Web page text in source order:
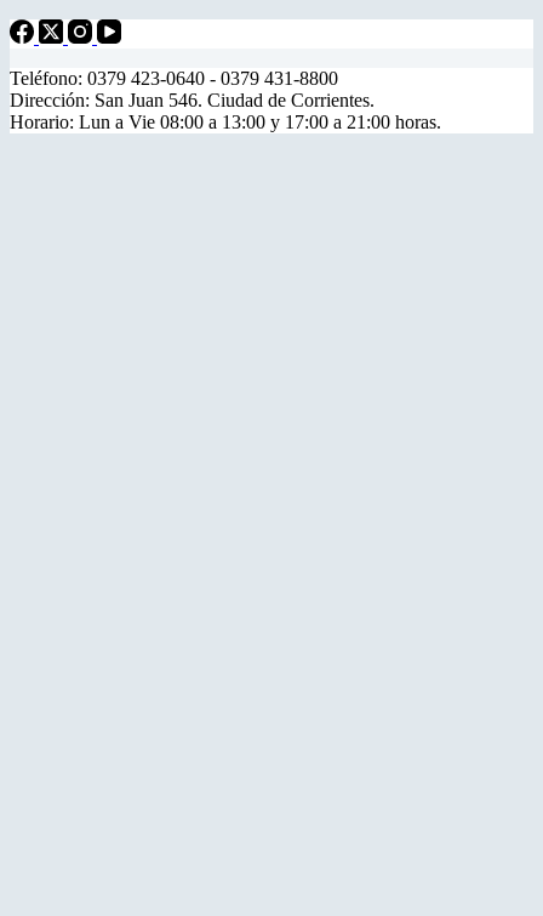
Teléfono: 0379 423-0640 - 0379 431-8800
Dirección: San Juan 546. Ciudad de Corrientes.
Horario: Lun a Vie 08:00 a 13:00 y 17:00 a 21:00 horas.